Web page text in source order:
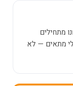
מתחילים
מתאים — לא